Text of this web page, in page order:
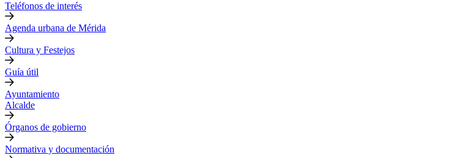
Teléfonos de interés
Agenda urbana de Mérida
Cultura y Festejos
Guía útil
Ayuntamiento
Alcalde
Órganos de gobierno
Normativa y documentación